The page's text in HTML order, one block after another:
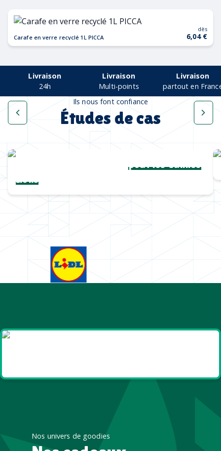
Carafe en verre recyclé 1L PICCA
dès
6,04 €
Livraison
24h
Livraison
Multi-points
Livraison
partout en
Ils nous font confiance
Études de cas
Une collection complètepour les Cannes
Lions
Nos univers de goodies